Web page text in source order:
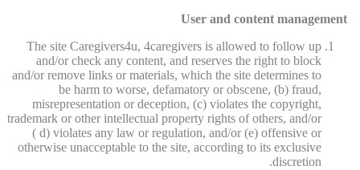
User and content management
The site Caregivers4u, 4caregivers is allowed to follow up
and/or check any content, and reserves the right to block
and/or remove links or materials, which the site determines to
be harm to worse, defamatory or obscene, (b) fraud,
misrepresentation or deception, (c) violates the copyright,
trademark or other intellectual property rights of others, and/or
( d) violates any law or regulation, and/or (e) offensive or
otherwise unacceptable to the site, according to its exclusive
discretion.